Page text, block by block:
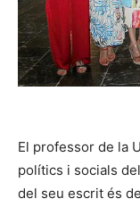
El professor de la
polítics i socials
del seu escrit és